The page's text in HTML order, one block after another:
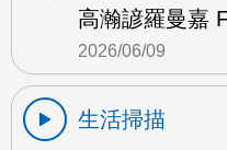
高瀚諺羅曼嘉
2026/06/09
生活掃描